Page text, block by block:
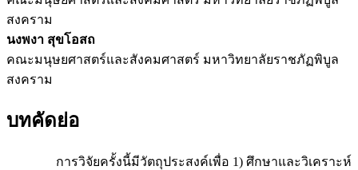
สงคราม
นงพงา สุขโอสถ
คณะมนุษยศาสตร์และสังคมศาสตร์ มหาวิทยาลัยราชภัฏพิบูล
สงคราม
บทคัดย่อ
การวิจัยครั้งนี้มีวัตถุประสงค์เพื่อ 1) ศึกษาและวิเคราะห์